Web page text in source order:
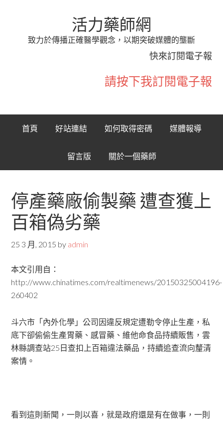
活力藥師網
致力於傳播正確醫學觀念，以期突破媒體的壟斷
快來訂閱電子報
請按下我訂閱電子報
首頁 好站連結 如何取得密碼 媒體報導
留言版 關於一個藥師
停產藥廠偷製藥 遭查獲上
百箱偽劣藥
25 3 月, 2015 by admin
本文引用自：
http://www.chinatimes.com/realtimenews/20150325004196-
260402
斗六市「內外化學」公司因違反規定遭勒令停止生產，私
底下卻偷偷生產胃藥、感冒藥、維他命食品持續販售，雲
林縣調查站25日查扣上百箱違法藥品，持續追查流向釐清
案情。
看到這則新聞，一則以喜，就是政府還是有在做事，一則